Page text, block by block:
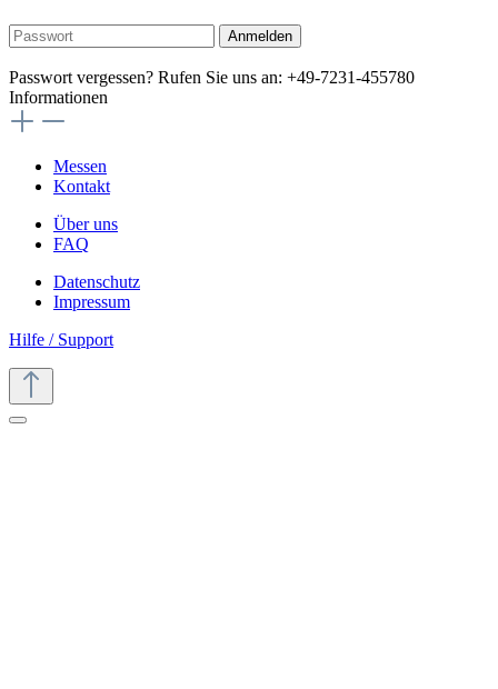
Anmelden
Passwort vergessen? Rufen Sie uns an: +49-7231-455780
Informationen
Messen
Kontakt
Über uns
FAQ
Datenschutz
Impressum
Hilfe / Support